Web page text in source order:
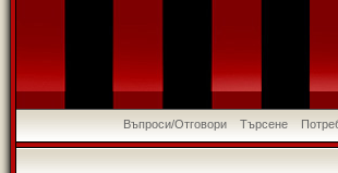
Въпроси/Отговори Търсене